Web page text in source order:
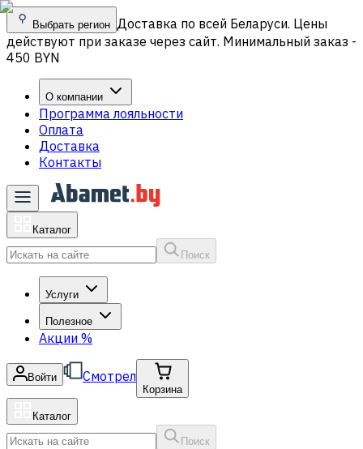
Выбрать регион Доставка по всей Беларуси. Цены
действуют при заказе через сайт. Минимальный заказ -
450 BYN
О компании
Программа лояльности
Оплата
Доставка
Контакты
Каталог
Поиск
Услуги
Полезное
Акции %
Войти Смотрел
Корзина
Каталог
Поиск